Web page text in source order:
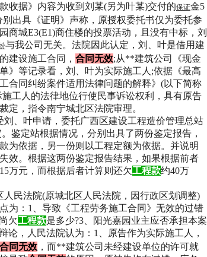
收据》内容为收到刘某(另为叶某)交付的保证金5
别出具《证明》声称，原授权委托书仅为委托参
商城E3(E1)商住楼的投票活动，且没有中标，刘
与我公司无关。法院因此认定，刘、叶是借用建
建设施工合同， 合同无效;从**建筑公司《现金
》等记录看，刘、叶为实际施工人 ;依据《最高
合同纠纷案件适用法律问题的解释》 (以下简称
工人的法律地位行使民事诉讼权利，具有原告
定，指令南宁城北区法院审理。
刘、叶申请，委托广西区建设工程造价管理总站
鉴定站根据情况，分别出具了两份鉴定报告，
为依据，另一份则以工程定额为依据。并说明
效。根据这两份鉴定报告结果，如果根据前者
15万元，而根据后者计算则还欠工程款约40万
人民法院(原城北区人民法院，因行政区划调整)
为： 1
、导致《工程劳务施工合同》无效的过错
欠工程款是多少?3 、阳光嘉园业主应否承担本案
论，人民法院认为： 1
、原告作为实际施工人，
合同无效 ，而**建筑公司未经建设单位的许可就